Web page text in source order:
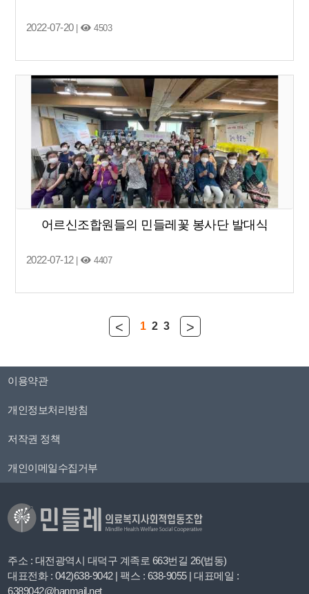
2022-07-20| 4503
어르신조합원들의 민들레꽃 봉사단 발대식
2022-07-12| 4407
< 1 2 3 >
이용약관
개인정보처리방침
저작권 정책
개인이메일수집거부
주소 : 대전광역시 대덕구 계족로 663번길 26(법동)
대표전화 : 042)638-9042 | 팩스 : 638-9055 | 대표메일 :
6389042@hanmail.net